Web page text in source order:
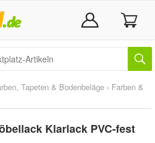
Tapeten & Bodenbeläge › Farben &
Klarlack PVC-fest